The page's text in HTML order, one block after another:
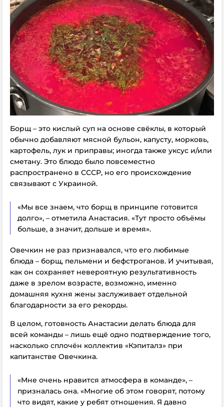
Борщ – это кислый суп на основе свёклы, в который
обычно добавляют мясной бульон, капусту, морковь,
картофель, лук и приправы; иногда также уксус и/или
сметану. Это блюдо было повсеместно
распространено в СССР, но его происхождение
связывают с Украиной.
«Мы все знаем, что борщ в принципе готовится
долго», – отметила Анастасия. «Тут просто объёмы
больше, а значит, дольше и время».
Овечкин не раз признавался, что его любимые
блюда – борщ, пельмени и бефстроганов. И учитывая,
как он сохраняет невероятную результативность
даже в зрелом возрасте, возможно, именно
домашняя кухня жены заслуживает отдельной
благодарности за его рекорды.
В целом, готовность Анастасии делать блюда для
всей команды – лишь ещё одно подтверждение того,
насколько сплочён коллектив «Кэпиталз» при
капитанстве Овечкина.
«Мне очень нравится атмосфера в команде», –
призналась она. «Многие об этом говорят, потому
что видят, какие у ребят отношения. Я давно